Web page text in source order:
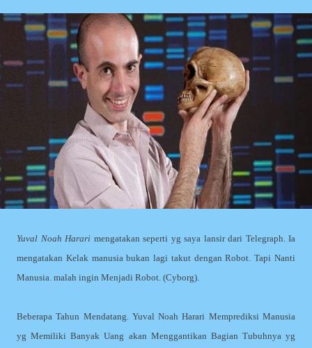
Yuval Noah Harari mengatakan seperti yg saya lansir dari Telegraph. Ia
mengatakan Kelak manusia bukan lagi takut dengan Robot. Tapi Nanti
Manusia. malah ingin Menjadi Robot. (Cyborg).
Beberapa Tahun Mendatang. Yuval Noah Harari Memprediksi Manusia
yg Memiliki Banyak Uang akan Menggantikan Bagian Tubuhnya yg